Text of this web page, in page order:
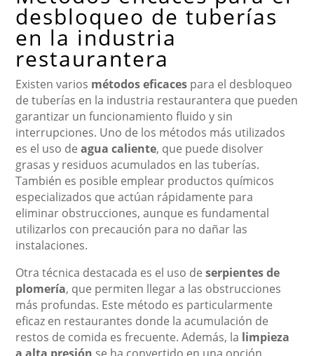
desbloqueo de tuberías
en la industria
restaurantera
Existen varios métodos eficaces para el desbloqueo
de tuberías en la industria restaurantera que pueden
garantizar un funcionamiento fluido y sin
interrupciones. Uno de los métodos más utilizados
es el uso deagua caliente, que puede disolver
grasas y residuos acumulados en las tuberías.
También es posible emplear productos químicos
especializados que actúan rápidamente para
eliminar obstrucciones, aunque es fundamental
utilizarlos con precaución para no dañar las
instalaciones.
Otra técnica destacada es el uso deserpientes de
plomería, que permiten llegar a las obstrucciones
más profundas. Este método es particularmente
eficaz en restaurantes donde la acumulación de
restos de comida es frecuente. Además, la limpieza